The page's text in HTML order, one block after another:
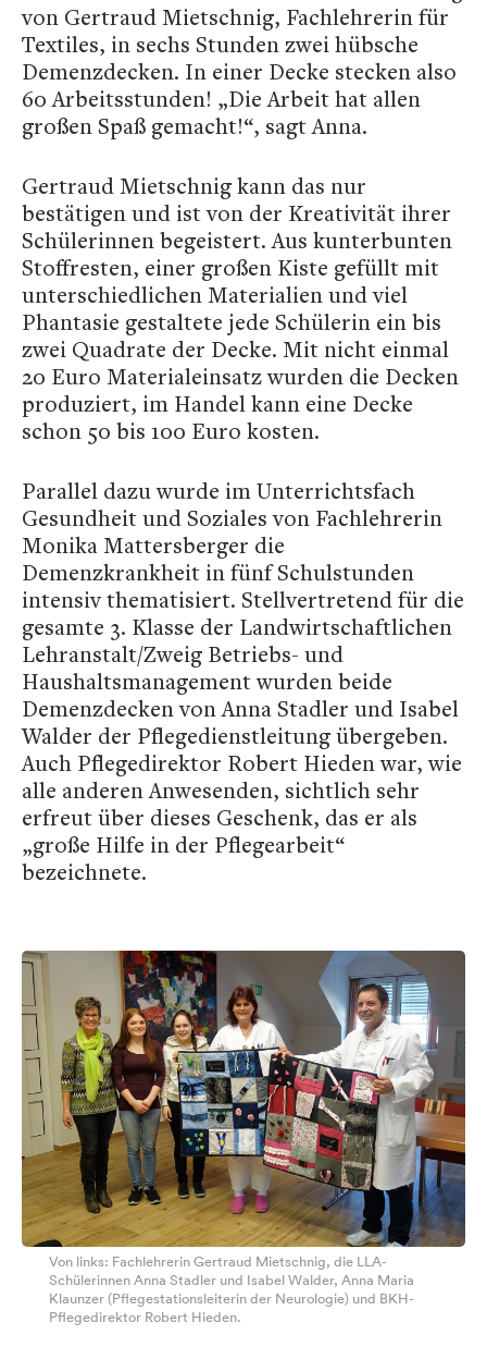
von Gertraud Mietschnig, Fachlehrerin für
Textiles, in sechs Stunden zwei hübsche
Demenzdecken. In einer Decke stecken also
60 Arbeitsstunden! „Die Arbeit hat allen
großen Spaß gemacht!“, sagt Anna.
Gertraud Mietschnig kann das nur
bestätigen und ist von der Kreativität ihrer
Schülerinnen begeistert. Aus kunterbunten
Stoffresten, einer großen Kiste gefüllt mit
unterschiedlichen Materialien und viel
Phantasie gestaltete jede Schülerin ein bis
zwei Quadrate der Decke. Mit nicht einmal
20 Euro Materialeinsatz wurden die Decken
produziert, im Handel kann eine Decke
schon 50 bis 100 Euro kosten.
Parallel dazu wurde im Unterrichtsfach
Gesundheit und Soziales von Fachlehrerin
Monika Mattersberger die
Demenzkrankheit in fünf Schulstunden
intensiv thematisiert. Stellvertretend für die
gesamte 3. Klasse der Landwirtschaftlichen
Lehranstalt/Zweig Betriebs- und
Haushaltsmanagement wurden beide
Demenzdecken von Anna Stadler und Isabel
Walder der Pflegedienstleitung übergeben.
Auch Pflegedirektor Robert Hieden war, wie
alle anderen Anwesenden, sichtlich sehr
erfreut über dieses Geschenk, das er als
„große Hilfe in der Pflegearbeit“
bezeichnete.
Von links: Fachlehrerin Gertraud Mietschnig, die LLA-
Schülerinnen Anna Stadler und Isabel Walder, Anna Maria
Klaunzer (Pflegestationsleiterin der Neurologie) und BKH-
Pflegedirektor Robert Hieden.